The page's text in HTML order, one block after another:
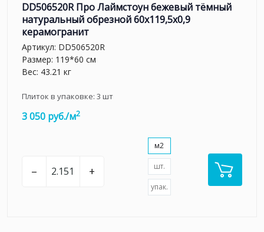
DD506520R Про Лаймстоун бежевый тёмный
натуральный обрезной 60x119,5x0,9
керамогранит
Артикул: DD506520R
Размер: 119*60 см
Вес: 43.21 кг
Плиток в упаковке: 3 шт
3 050 руб./м2
– +
м2
шт.
упак.